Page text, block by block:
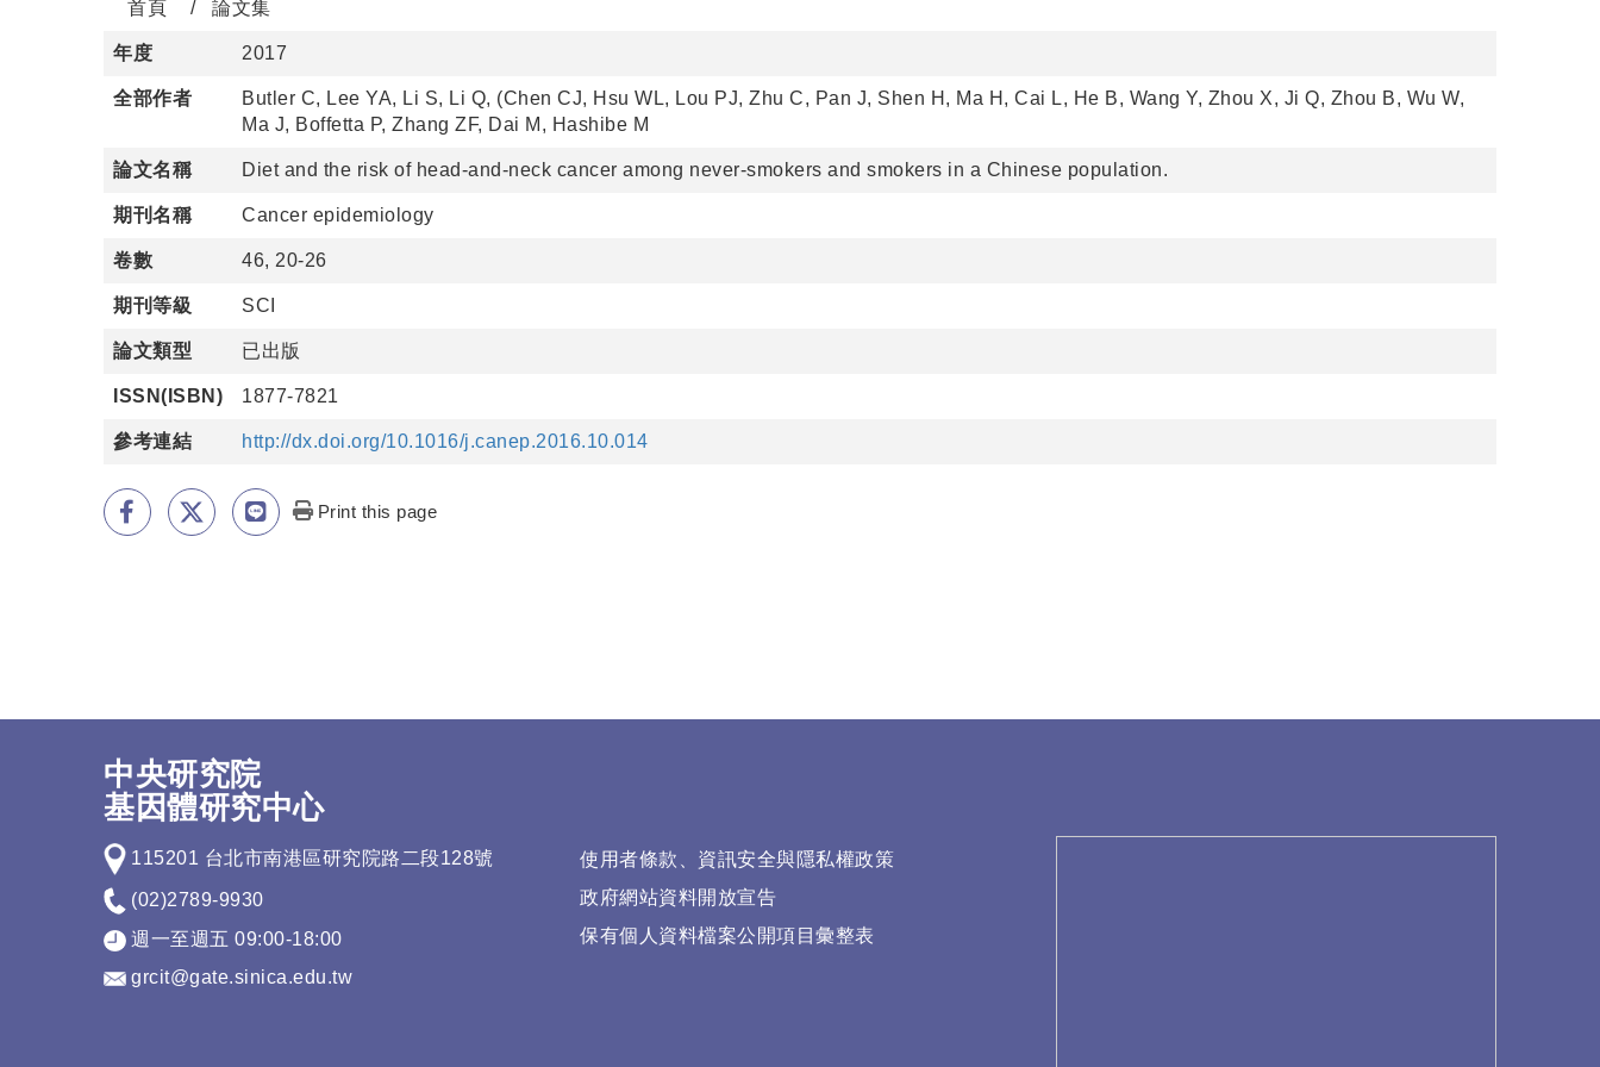
首頁 論文集
年度 2017
全部作者
Butler C, Lee YA, Li S, Li Q, (Chen CJ, Hsu WL, Lou PJ, Zhu C, Pan J, Shen H, Ma H, Cai L, He B, Wang Y, Zhou X, Ji Q, Zhou B, Wu W,
Ma J, Boffetta P, Zhang ZF, Dai M, Hashibe M
論文名稱 Diet and the risk of head-and-neck cancer among never-smokers and smokers in a Chinese population.
期刊名稱 Cancer epidemiology
卷數 46, 20-26
期刊等級 SCI
論文類型 已出版
ISSN(ISBN) 1877-7821
參考連結 http://dx.doi.org/10.1016/j.canep.2016.10.014
Print this page
中央研究院
基因體研究中心
115201 台北市南港區研究院路二段128號
(02)2789-9930
週一至週五 09:00-18:00
grcit@gate.sinica.edu.tw
使用者條款、資訊安全與隱私權政策
政府網站資料開放宣告
保有個人資料檔案公開項目彙整表